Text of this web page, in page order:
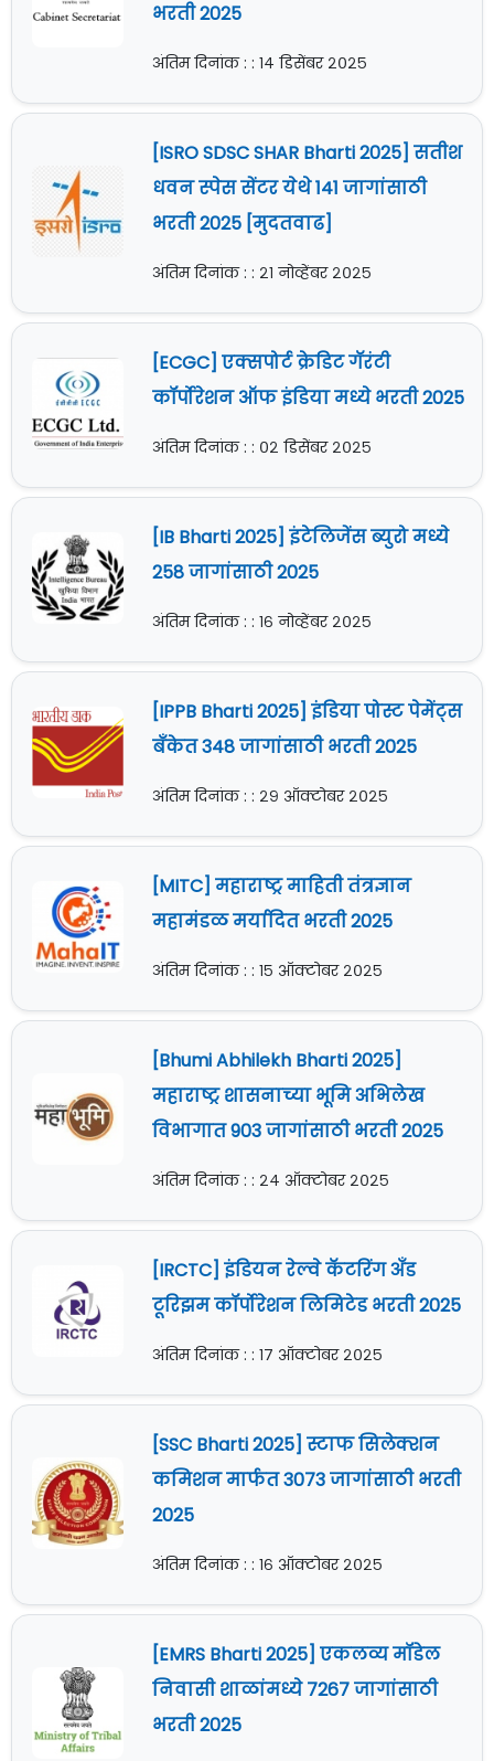
भरती 2025
अंतिम दिनांक : : १४ डिसेंबर २०२५
[ISRO SDSC SHAR Bharti 2025] सतीश
धवन स्पेस सेंटर येथे 141 जागांसाठी
भरती 2025 [मुदतवाढ]
अंतिम दिनांक : : २१ नोव्हेंबर २०२५
[ECGC] एक्सपोर्ट क्रेडिट गॅरंटी
कॉर्पोरेशन ऑफ इंडिया मध्ये भरती 2025
अंतिम दिनांक : : ०२ डिसेंबर २०२५
[IB Bharti 2025] इंटेलिजेंस ब्युरो मध्ये
258 जागांसाठी 2025
अंतिम दिनांक : : १६ नोव्हेंबर २०२५
[IPPB Bharti 2025] इंडिया पोस्ट पेमेंट्स
बँकेत 348 जागांसाठी भरती 2025
अंतिम दिनांक : : २९ ऑक्टोबर २०२५
[MITC] महाराष्ट्र माहिती तंत्रज्ञान
महामंडळ मर्यादित भरती 2025
अंतिम दिनांक : : १५ ऑक्टोबर २०२५
[Bhumi Abhilekh Bharti 2025]
महाराष्ट्र शासनाच्या भूमि अभिलेख
विभागात 903 जागांसाठी भरती 2025
अंतिम दिनांक : : २४ ऑक्टोबर २०२५
[IRCTC] इंडियन रेल्वे कॅटरिंग अँड
टूरिझम कॉर्पोरेशन लिमिटेड भरती 2025
अंतिम दिनांक : : १७ ऑक्टोबर २०२५
[SSC Bharti 2025] स्टाफ सिलेक्शन
कमिशन मार्फत 3073 जागांसाठी भरती
2025
अंतिम दिनांक : : १६ ऑक्टोबर २०२५
[EMRS Bharti 2025] एकलव्य मॉडेल
निवासी शाळांमध्ये 7267 जागांसाठी
भरती 2025